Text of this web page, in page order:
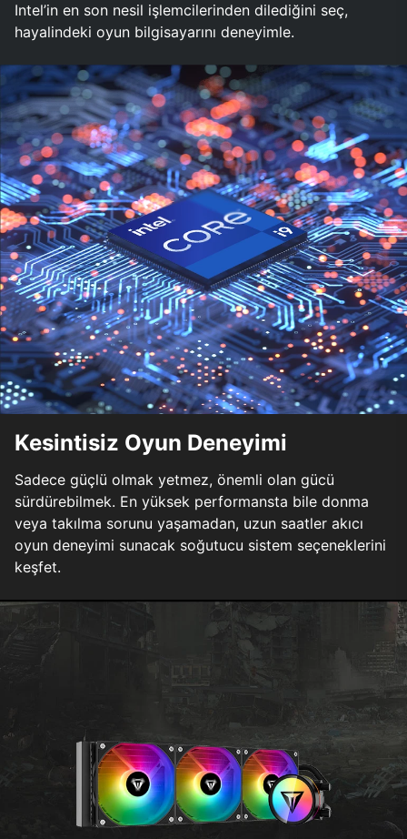
Intel’in en son nesil işlemcilerinden dilediğini seç,
hayalindeki oyun bilgisayarını deneyimle.
Kesintisiz Oyun Deneyimi
Sadece güçlü olmak yetmez, önemli olan gücü
sürdürebilmek. En yüksek performansta bile donma
veya takılma sorunu yaşamadan, uzun saatler akıcı
oyun deneyimi sunacak soğutucu sistem seçeneklerini
keşfet.